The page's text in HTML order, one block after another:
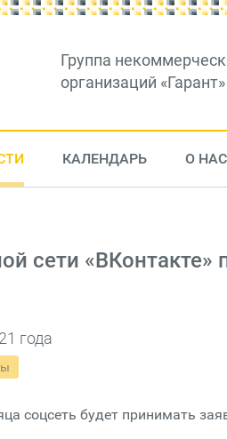
Группа
организаций «Гарант»
КАЛЕНДАРЬ О НАС
сети
года
соцсеть будет принимать